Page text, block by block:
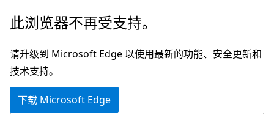
跳
主
要
内
此浏览器不再受支持。
请升级到 Microsoft Edge 以使用最新的功能、安全更新和
技术支持。
下载 Microsoft Edge